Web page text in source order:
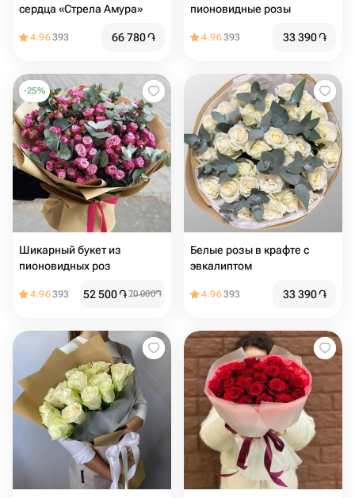
сердца «Стрела Амура»
4.96393 66 780֏
пионовидные розы
4.96393 33 390֏
-25%
Шикарный букет из
пионовидных роз
4.96393 52 500֏70 000֏
Белые розы в крафте с
эвкалиптом
4.96393 33 390֏